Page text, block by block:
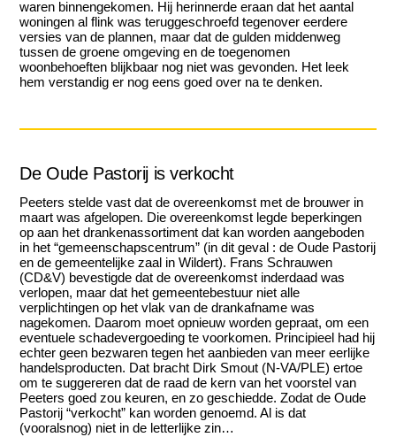
waren binnengekomen. Hij herinnerde eraan dat het aantal
woningen al flink was teruggeschroefd tegenover eerdere
versies van de plannen, maar dat de gulden middenweg
tussen de groene omgeving en de toegenomen
woonbehoeften blijkbaar nog niet was gevonden. Het leek
hem verstandig er nog eens goed over na te denken.
De Oude Pastorij is verkocht
Peeters stelde vast dat de overeenkomst met de brouwer in
maart was afgelopen. Die overeenkomst legde beperkingen
op aan het drankenassortiment dat kan worden aangeboden
in het “gemeenschapscentrum” (in dit geval : de Oude Pastorij
en de gemeentelijke zaal in Wildert). Frans Schrauwen
(CD&V) bevestigde dat de overeenkomst inderdaad was
verlopen, maar dat het gemeentebestuur niet alle
verplichtingen op het vlak van de drankafname was
nagekomen. Daarom moet opnieuw worden gepraat, om een
eventuele schadevergoeding te voorkomen. Principieel had hij
echter geen bezwaren tegen het aanbieden van meer eerlijke
handelsproducten. Dat bracht Dirk Smout (N-VA/PLE) ertoe
om te suggereren dat de raad de kern van het voorstel van
Peeters goed zou keuren, en zo geschiedde. Zodat de Oude
Pastorij “verkocht” kan worden genoemd. Al is dat
(vooralsnog) niet in de letterlijke zin…